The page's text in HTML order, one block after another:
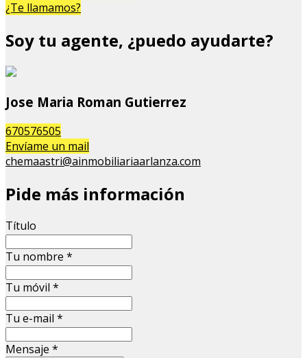
¿Te llamamos?
Soy tu agente, ¿puedo ayudarte?
Jose Maria Roman Gutierrez
670576505
Envíame un mail
chemaastri@ainmobiliariaarlanza.com
Pide más información
Título
Tu nombre *
Tu móvil *
Tu e-mail *
Mensaje *